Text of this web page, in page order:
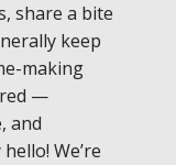
share a bite
keep
making
—
and
We’re